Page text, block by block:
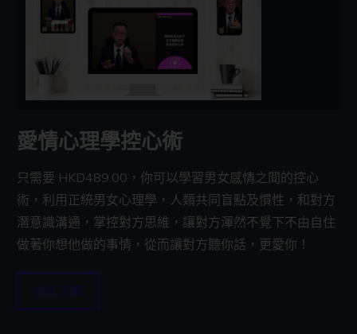
愛情心理學控心術
只需要 HKD489.00，你可以學習男女感情之間的控心
術，利用正統男女心理學，人類共同盲點及慣性，和對方
潛意識溝通，掌控對方思維，讓對方渾然不覺下不由自住
做著你想他做的事情，從而讓對方聽你話，更愛你！
按此了解